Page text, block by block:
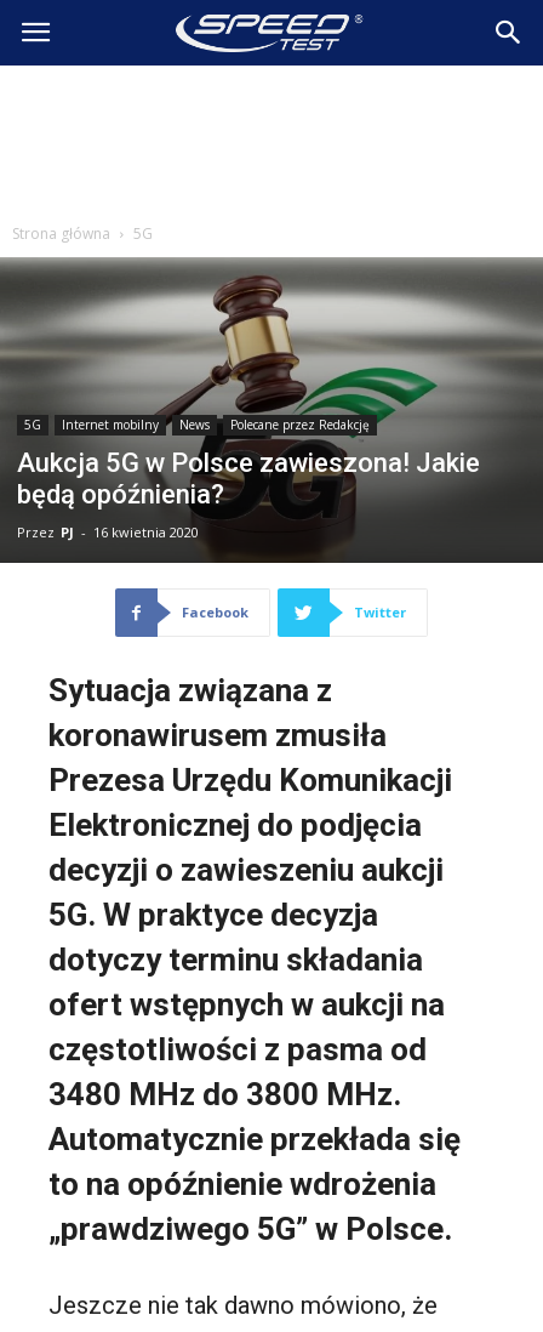
SpeedTest.pl
Strona główna 5G
5G Internet mobilny News Polecane przez Redakcję
Aukcja 5G w Polsce zawieszona! Jakie
będą opóźnienia?
Przez PJ - 16 kwietnia 2020
Facebook Twitter
Sytuacja związana z
koronawirusem zmusiła
Prezesa Urzędu Komunikacji
Elektronicznej do podjęcia
decyzji o zawieszeniu aukcji
5G. W praktyce decyzja
dotyczy terminu składania
ofert wstępnych w aukcji na
częstotliwości z pasma od
3480 MHz do 3800 MHz.
Automatycznie przekłada się
to na opóźnienie wdrożenia
„prawdziwego 5G” w Polsce.
Jeszcze nie tak dawno mówiono, że